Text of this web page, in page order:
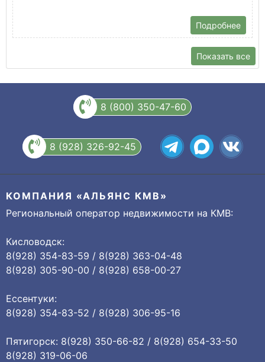
Подробнее
Показать все
8 (800) 350-47-60
8 (928) 326-92-45
КОМПАНИЯ «АЛЬЯНС КМВ»
Региональный оператор недвижимости на КМВ:
Кисловодск:
8(928) 354-83-59 / 8(928) 363-04-48
8(928) 305-90-00 / 8(928) 658-00-27
Ессентуки:
8(928) 354-83-52 / 8(928) 306-95-16
Пятигорск: 8(928) 350-66-82 / 8(928) 654-33-50
8(928) 319-06-06